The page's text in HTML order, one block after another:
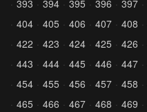
393
394 395 396 397
404
405 406 407 408
422
423 424 425 426
443
444 445 446 447
454
455 456 457 458
465
466 467 468 469